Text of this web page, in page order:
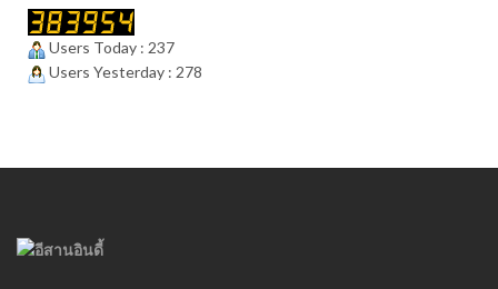
Users Today : 237
Users Yesterday : 278